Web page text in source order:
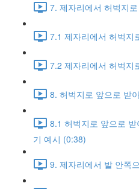
7. 제자리에서 허벅지
7.1 제자리에서 허벅지
7.2 제자리에서 허벅지
8. 허벅지로 앞으로 받
8.1 허벅지로 앞으로
기 예시 (0:38)
9. 제자리에서 발 안쪽